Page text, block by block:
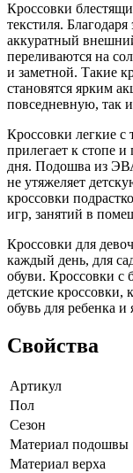
Кроссовки
текстиля.
аккуратный
переливаются на
и заметной. Такие
становятся ярким
повседневную, так
Кроссовки легкие с
прилегает к стопе
дня. Подошва из
не утяжеляет
кроссовки
игр, занятий в
Кроссовки для
каждый день, для
обуви. Кроссовки с
детские кроссовки,
обувь для ребенка
Свойства
Артикул
Пол
Сезон
Материал подошвы
Материал верха